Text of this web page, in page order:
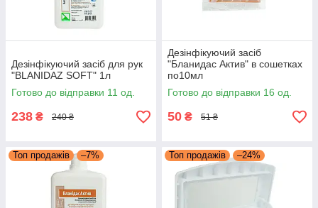
Дезінфікуючий засіб для рук
"BLANIDAZ SOFT" 1л
Готово до відправки 11 од.
238 ₴ 240 ₴
Дезінфікуючий засіб
"Бланидас Актив" в сошетках
по10мл
Готово до відправки 16 од.
50 ₴ 51 ₴
Топ продажів –7% Топ продажів –24%